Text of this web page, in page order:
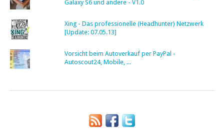
Galaxy S6 und andere - V1.0
Xing - Das professionelle (Headhunter) Netzwerk
[Update: 07.05.13]
Vorsicht beim Autoverkauf per PayPal -
Autoscout24, Mobile, ...